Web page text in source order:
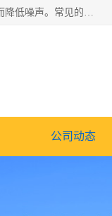
消音器主要用于降低机械设备或枪械等产生的噪声。它通过阻尼或增加排气面积来降低排气速度和功率，从而降低噪声。常见的消音器类型包括阻性消声器、抗性消声器、共振消声器以及阻抗复合式消声器等。这些消音器各有特点，适用于不同频率的噪声消除。
公司动态